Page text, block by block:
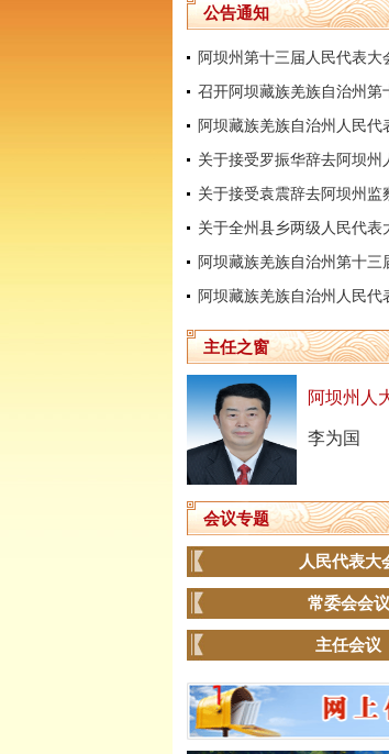
公告通知
阿坝州第十三届人民代表大
关于接受罗振华辞去阿坝州
关于接受袁震辞去阿坝州监
主任之窗
阿坝州人
李为国
会议专题
人民代表大
常委会会议
主任会议